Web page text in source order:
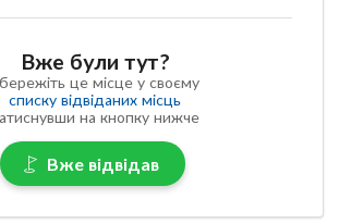
Вже були тут?
це місце у своєму
списку відвіданих місць
на кнопку нижче
Вже відвідав